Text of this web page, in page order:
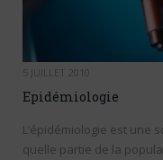
5 JUILLET 2010
Epidémiologie
L’épidémiologie est une
quelle partie de la